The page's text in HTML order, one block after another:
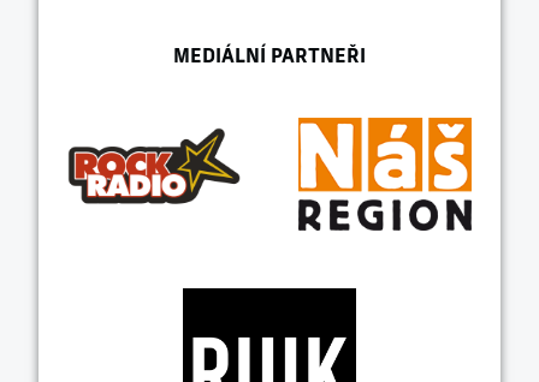
MEDIÁLNÍ PARTNEŘI